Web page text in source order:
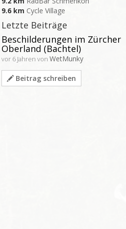
9.6 km Cycle Village
Letzte Beiträge
Beschilderungen im Zürcher
Oberland (Bachtel)
vor 6 Jahren von WetMunky
Beitrag schreiben